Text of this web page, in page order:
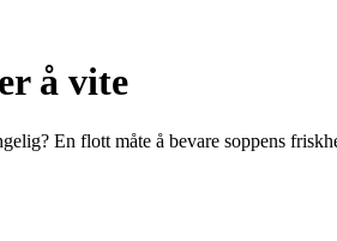
å vite
En flott måte å bevare soppens